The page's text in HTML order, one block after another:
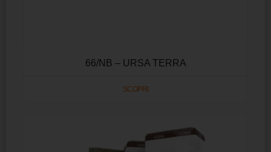
66/NB – URSA TERRA
SCOPRI